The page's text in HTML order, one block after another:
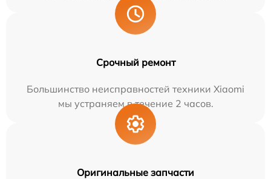
Срочный ремонт
Большинство неисправностей техники Xiaomi
мы устраняем в течение 2 часов.
Оригинальные запчасти